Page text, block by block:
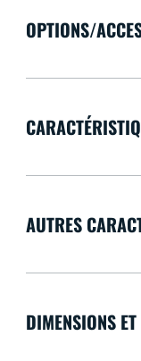
OPTIONS/
AUTRES
DIMENSIONS